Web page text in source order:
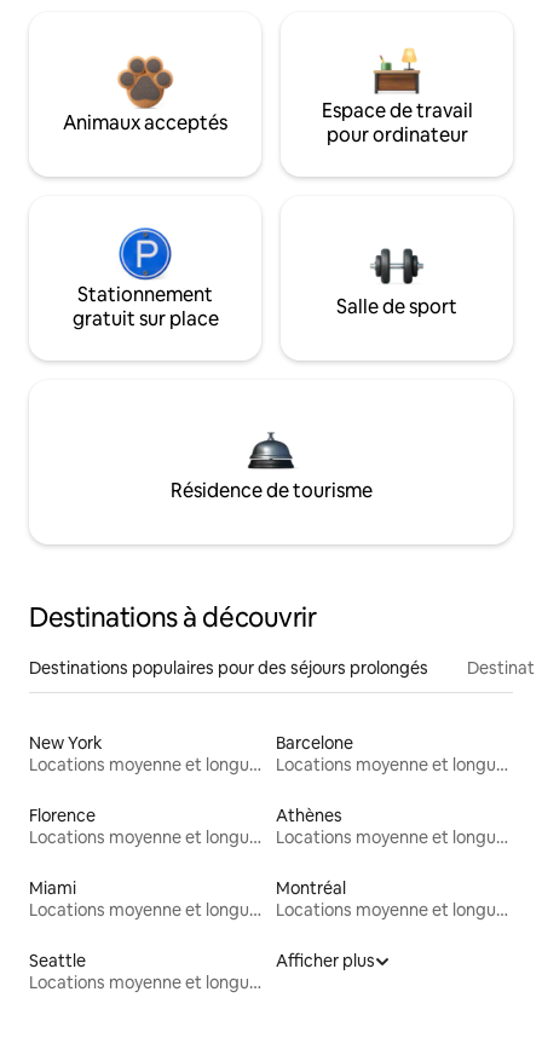
Animaux acceptés
Espace de travail
pour ordinateur
Stationnement
gratuit sur place
Salle de sport
Résidence de tourisme
Destinations à découvrir
Destinations populaires pour des séjours prolongés
New York
Locations moyenne et longue durée
Barcelone
Locations moyenne et longue durée
Florence
Locations moyenne et longue durée
Athènes
Locations moyenne et longue durée
Miami
Locations moyenne et longue durée
Montréal
Locations moyenne et longue durée
Seattle
Locations moyenne et longue durée
Afficher plus